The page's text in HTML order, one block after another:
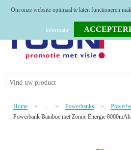
Relatiegeschenken
Werkkleding
Home > ... > Powerbanks >
Powerbank Bamboe met Zonne Energie 8000mAh
Om onze website optimaal te laten functioneren
informatie.